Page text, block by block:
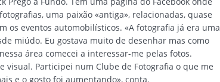
uma paixão «antiga», relacionadas, quase
os eventos automobilísticos. «A fotografia já era uma
miúdo. Eu gostava muito de desenhar mas como
área comecei a interessar-me pelas fotos.
visual. Participei num Clube de Fotografia o que me
e o gosto foi aumentando», conta.